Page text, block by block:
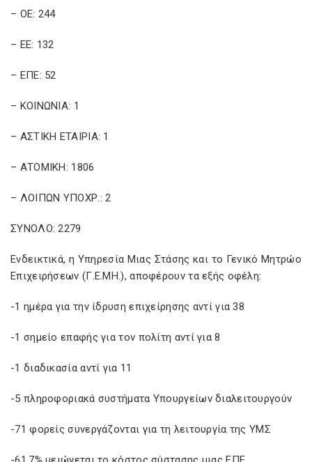
– ΟΕ: 244
– ΕΕ: 132
– ΕΠΕ: 52
– ΚΟΙΝΩΝΙΑ: 1
– ΑΣΤΙΚΗ ΕΤΑΙΡΙΑ: 1
– ΑΤΟΜΙΚΗ: 1806
– ΛΟΙΠΩΝ ΥΠΟΧΡ.: 2
ΣΥΝΟΛΟ: 2279
Ενδεικτικά, η Υπηρεσία Μιας Στάσης και το Γενικό Μητρώο
Επιχειρήσεων (Γ.Ε.ΜΗ.), αποφέρουν τα εξής οφέλη:
-1 ημέρα για την ίδρυση επιχείρησης αντί για 38
-1 σημείο επαφής για τον πολίτη αντί για 8
-1 διαδικασία αντί για 11
-5 πληροφοριακά συστήματα Υπουργείων διαλειτουργούν
-71 φορείς συνεργάζονται για τη λειτουργία της ΥΜΣ